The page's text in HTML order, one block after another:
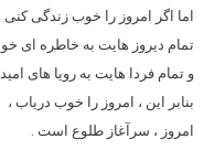
اما اگر امروز را خوب زندگی کنی
تمام دیروز هایت به خاطره ای
و تمام فردا هایت به رویا های
بنابر این ، امروز را خوب دریاب ،
امروز ، سرآغاز طلوع است .